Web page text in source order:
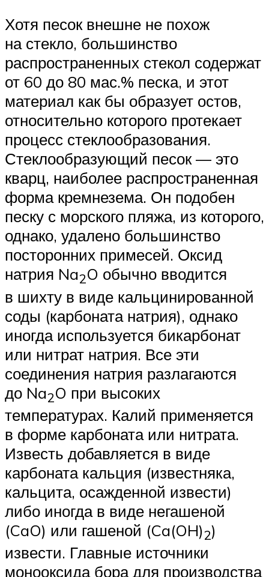
Хотя песок внешне не похож
на стекло, большинство
распространенных стекол содержат
от 60 до 80 мас.% песка, и этот
материал как бы образует остов,
относительно которого протекает
процесс стеклообразования.
Стеклообразующий песок — это
кварц, наиболее распространенная
форма кремнезема. Он подобен
песку с морского пляжа, из которого,
однако, удалено большинство
посторонних примесей. Оксид
натрия Na2O обычно вводится
в шихту в виде кальцинированной
соды (карбоната натрия), однако
иногда используется бикарбонат
или нитрат натрия. Все эти
соединения натрия разлагаются
до Na2O при высоких
температурах. Калий применяется
в форме карбоната или нитрата.
Известь добавляется в виде
карбоната кальция (известняка,
кальцита, осажденной извести)
либо иногда в виде негашеной
(CaO) или гашеной (Ca(OH)2)
извести. Главные источники
монооксида бора для производства